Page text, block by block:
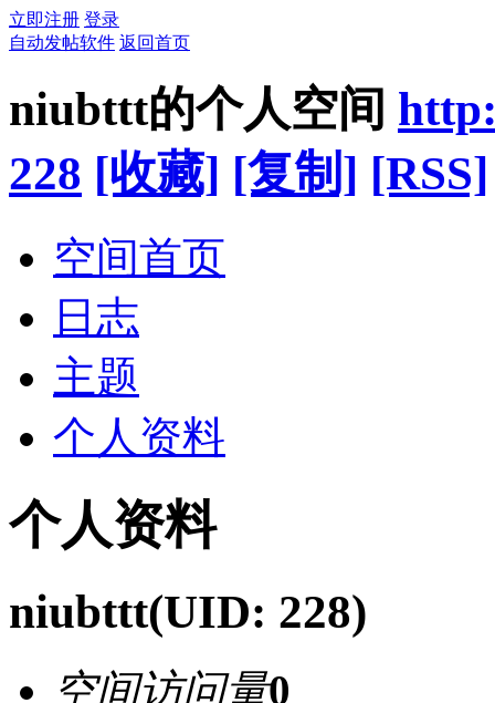
立即注册 登录
自动发帖软件 返回首页
niubttt的个人空间
228 [收藏] [复制] [RSS]
空间首页
日志
主题
个人资料
个人资料
niubttt(UID: 228)
空间访问量0